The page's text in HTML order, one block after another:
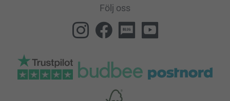
Följ oss